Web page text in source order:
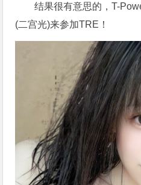
结果很有意思的，T-
(二宫光)来参加TRE！